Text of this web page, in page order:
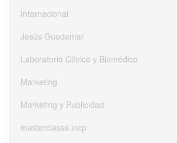
Internacional
Jesús Guodemar
Laboratorio Clínico y Biomédico
Marketing
Marketing y Publicidad
masterclasss incp